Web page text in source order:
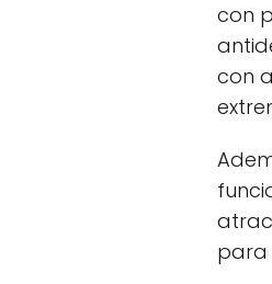
con
con
para